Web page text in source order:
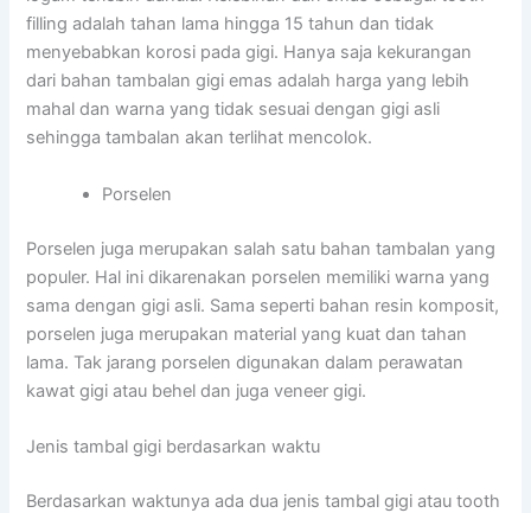
filling adalah tahan lama hingga 15 tahun dan tidak
menyebabkan korosi pada gigi. Hanya saja kekurangan
dari bahan tambalan gigi emas adalah harga yang lebih
mahal dan warna yang tidak sesuai dengan gigi asli
sehingga tambalan akan terlihat mencolok.
Porselen
Porselen juga merupakan salah satu bahan tambalan yang
populer. Hal ini dikarenakan porselen memiliki warna yang
sama dengan gigi asli. Sama seperti bahan resin komposit,
porselen juga merupakan material yang kuat dan tahan
lama. Tak jarang porselen digunakan dalam perawatan
kawat gigi atau behel dan juga veneer gigi.
Jenis tambal gigi berdasarkan waktu
Berdasarkan waktunya ada dua jenis tambal gigi atau tooth